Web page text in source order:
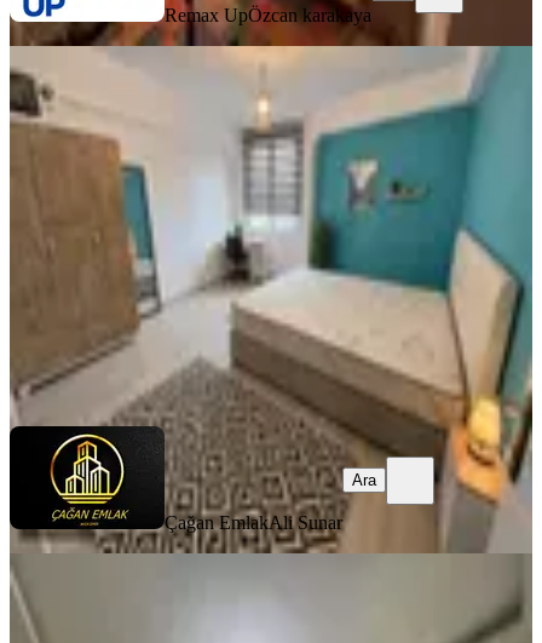
Remax UpÖzcan karakaya
Buca Atatürk'te Kampüs Yakını Ultra
Geniş Odalı 1+1 Kelepir !!
Buca, Atatürk Mahallesi
4. Kat 19.07.2026
1.225.000 ₺
Çağan EmlakAli Sunar
Ara
Çağan EmlakAli Sunar
Ara